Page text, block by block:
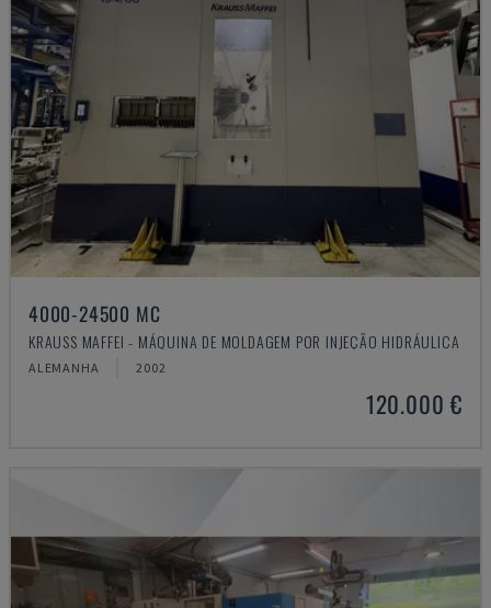
4000-24500 MC
KRAUSS MAFFEI - MÁQUINA DE MOLDAGEM POR INJEÇÃO HIDRÁULICA
ALEMANHA 2002
120.000 €